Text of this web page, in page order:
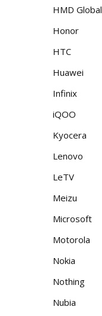
HMD Global
Honor
HTC
Huawei
Infinix
iQOO
Kyocera
Lenovo
LeTV
Meizu
Microsoft
Motorola
Nokia
Nothing
Nubia